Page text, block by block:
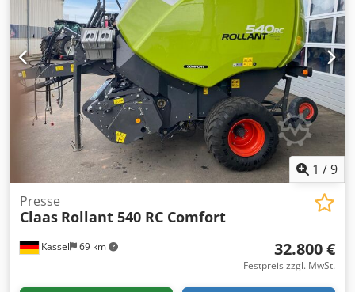
1 /9
Kassel 69 km
Presse
Claas Rollant 540 RC Comfort
32.800 €
Festpreis zzgl. MwSt.